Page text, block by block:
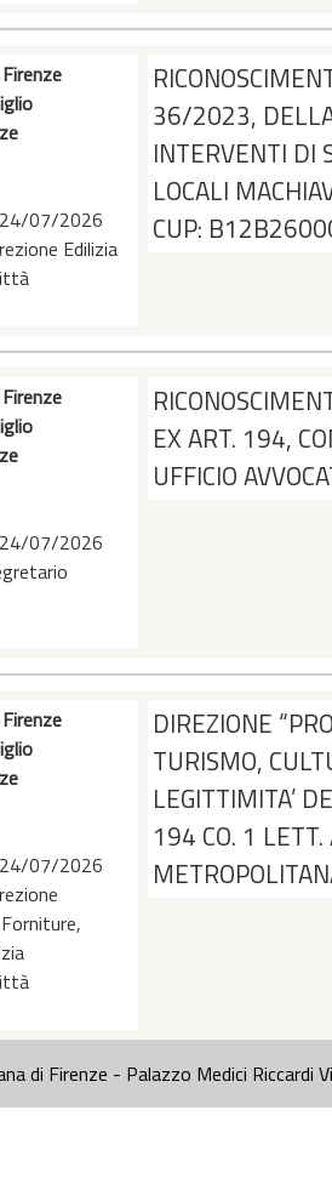
24/07/2026
Edilizia
36/2023,
INTERVENTI DI
LOCALI
CUP:
24/07/2026
EX ART. 194,
UFFICIO
24/07/2026
DIREZIONE
TURISMO,
LEGITTIMITA’
194 CO. 1
di Firenze - Palazzo Medici Riccardi